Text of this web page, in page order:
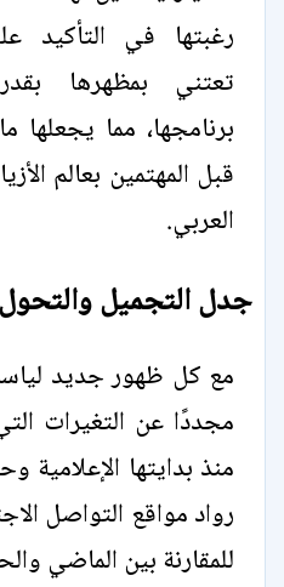
رغبتها في التأكيد
تعتني بمظهرها
برنامجها، مما يجعلها
قبل المهتمين بعالم
العربي.
جدل التجميل
مع كل ظهور جديد
مجددًا عن التغيرات
منذ بدايتها
رواد مواقع التواصل
للمقارنة بين الماضي